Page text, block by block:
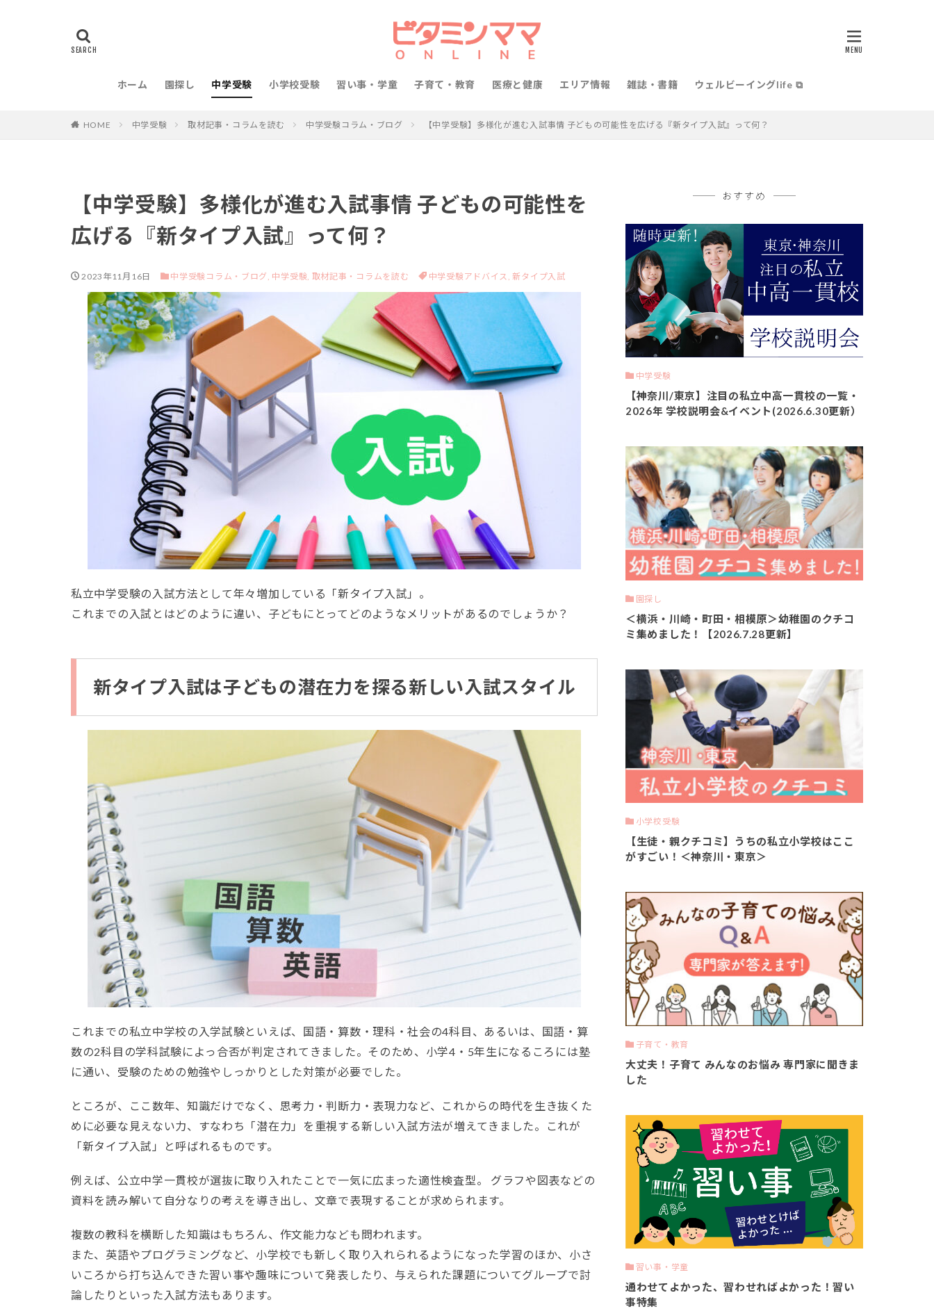
ホーム 園探し 中学受験 小学校受験 習い事・学童 子育て・教育 医療と健康 エリア情報 雑誌・書籍 ウェルビーイングlife ⧉
HOME 中学受験 取材記事・コラムを読む 中学受験コラム・ブログ 【中学受験】多様化が進む入試事情 子どもの可能性を広げる『新タイプ入試』って何？
【中学受験】多様化が進む入試事情 子どもの可能性を
広げる『新タイプ入試』って何？
2023年11月16日 中学受験コラム・ブログ, 中学受験, 取材記事・コラムを読む 中学受験アドバイス,新タイプ入試
私立中学受験の入試方法として年々増加している「新タイプ入試」。
これまでの入試とはどのように違い、子どもにとってどのようなメリットがあるのでしょうか？
新タイプ入試は子どもの潜在力を探る新しい入試スタイル
これまでの私立中学校の入学試験といえば、国語・算数・理科・社会の4科目、あるいは、国語・算
数の2科目の学科試験によっ合否が判定されてきました。そのため、小学4・5年生になるころには塾
に通い、受験のための勉強やしっかりとした対策が必要でした。
ところが、ここ数年、知識だけでなく、思考力・判断力・表現力など、これからの時代を生き抜くた
めに必要な見えない力、すなわち「潜在力」を重視する新しい入試方法が増えてきました。これが
「新タイプ入試」と呼ばれるものです。
例えば、公立中学一貫校が選抜に取り入れたことで一気に広まった適性検査型。 グラフや図表などの
資料を読み解いて自分なりの考えを導き出し、文章で表現することが求められます。
複数の教科を横断した知識はもちろん、作文能力なども問われます。
また、英語やプログラミングなど、小学校でも新しく取り入れられるようになった学習のほか、小さ
いころから打ち込んできた習い事や趣味について発表したり、与えられた課題についてグループで討
論したりといった入試方法もあります。
おすすめ
中学受験
【神奈川/東京】注目の私立中高一貫校の一覧・
2026年 学校説明会&イベント(2026.6.30更新）
園探し
＜横浜・川崎・町田・相模原＞幼稚園のクチコ
ミ集めました！【2026.7.28更新】
小学校受験
【生徒・親クチコミ】うちの私立小学校はここ
がすごい！＜神奈川・東京＞
子育て・教育
大丈夫！子育て みんなのお悩み 専門家に聞きま
した
習い事・学童
通わせてよかった、習わせればよかった！習い
事特集